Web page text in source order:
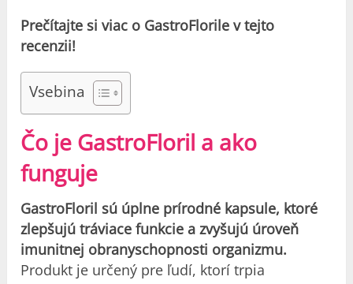
Prečítajte si viac o GastroFlorile v tejto
recenzii!
Vsebina
Čo je GastroFloril a ako
funguje
GastroFloril sú úplne prírodné kapsule, ktoré
zlepšujú tráviace funkcie a zvyšujú úroveň
imunitnej obranyschopnosti organizmu.
Produkt je určený pre ľudí, ktorí trpia